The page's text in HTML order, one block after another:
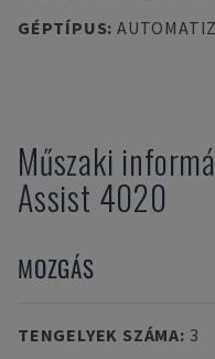
GÉPTÍPUS:
Műszaki
Assist 4020
MOZGÁS
TENGELYEK SZÁMA: 3